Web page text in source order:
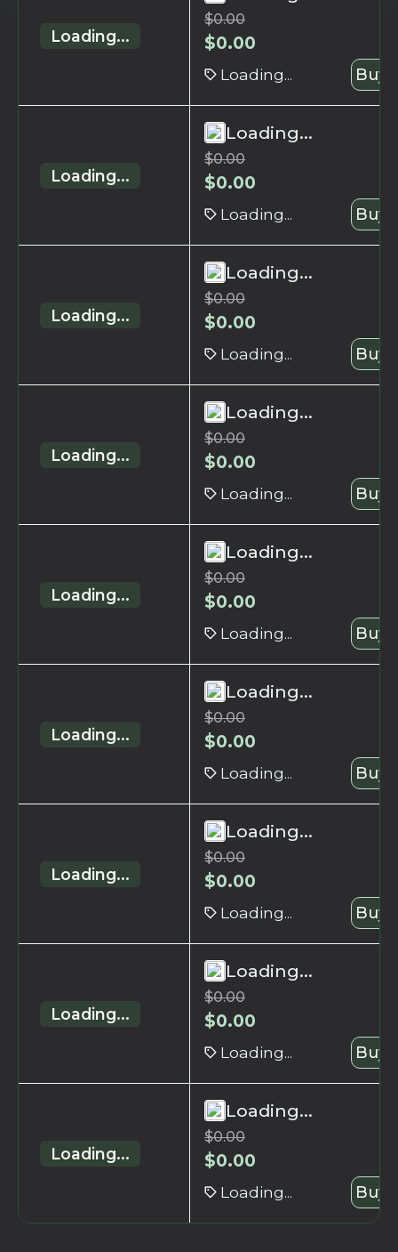
Loading...
$0.00
$0.00
Loading... Buy
Loading...
Loading...
$0.00
$0.00
Loading... Buy
Loading...
Loading...
$0.00
$0.00
Loading... Buy
Loading...
Loading...
$0.00
$0.00
Loading... Buy
Loading...
Loading...
$0.00
$0.00
Loading... Buy
Loading...
Loading...
$0.00
$0.00
Loading... Buy
Loading...
Loading...
$0.00
$0.00
Loading... Buy
Loading...
Loading...
$0.00
$0.00
Loading... Buy
Loading...
Loading...
$0.00
$0.00
Loading... Buy